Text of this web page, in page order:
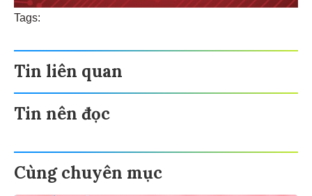
Tags:
Tin liên quan
Tin nên đọc
Cùng chuyên mục